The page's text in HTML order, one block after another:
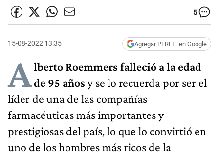
5
15-08-2022 13:35 Agregar PERFIL en Google
Alberto Roemmers falleció a la edad
de 95 años y se lo recuerda por ser el
líder de una de las compañías
farmacéuticas más importantes y
prestigiosas del país, lo que lo convirtió en
uno de los hombres más ricos de la